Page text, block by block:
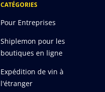
CATÉGORIES
Pour Entreprises
Shiplemon pour les
boutiques en ligne
Expédition de vin à
l'étranger